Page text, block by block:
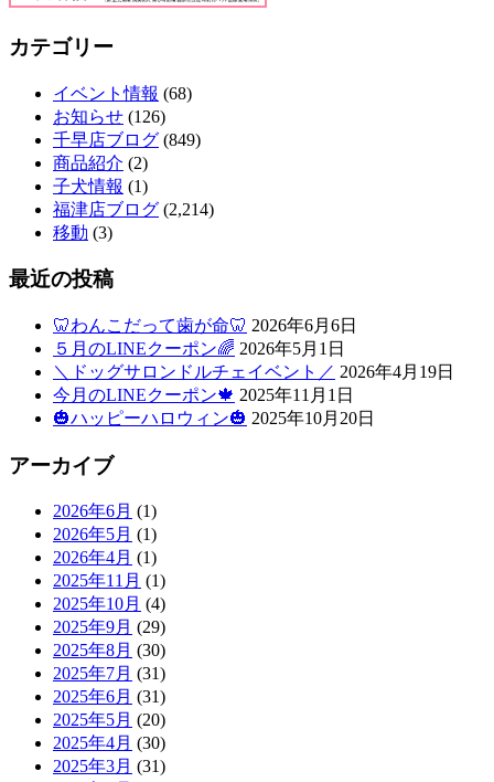
カテゴリー
イベント情報 (68)
お知らせ (126)
千早店ブログ (849)
商品紹介 (2)
子犬情報 (1)
福津店ブログ (2,214)
移動 (3)
最近の投稿
🦷わんこだって歯が命🦷 2026年6月6日
５月のLINEクーポン🌈 2026年5月1日
＼ドッグサロンドルチェイベント／ 2026年4月19日
今月のLINEクーポン🍁 2025年11月1日
🎃ハッピーハロウィン🎃 2025年10月20日
アーカイブ
2026年6月 (1)
2026年5月 (1)
2026年4月 (1)
2025年11月 (1)
2025年10月 (4)
2025年9月 (29)
2025年8月 (30)
2025年7月 (31)
2025年6月 (31)
2025年5月 (20)
2025年4月 (30)
2025年3月 (31)